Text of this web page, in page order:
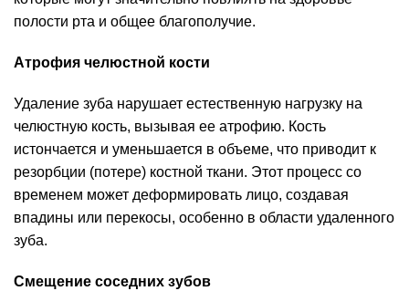
полости рта и общее благополучие.
Атрофия челюстной кости
Удаление зуба нарушает естественную нагрузку на
челюстную кость, вызывая ее атрофию. Кость
истончается и уменьшается в объеме, что приводит к
резорбции (потере) костной ткани. Этот процесс со
временем может деформировать лицо, создавая
впадины или перекосы, особенно в области удаленного
зуба.
Смещение соседних зубов